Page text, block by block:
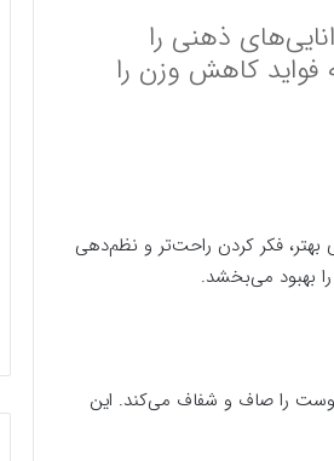
ذهنی را
فواید کاهش وزن را
بهتر، فکر کردن راحت‌تر و نظم‌دهی
بهبود می‌بخشد.
را صاف و شفاف می‌کند. این